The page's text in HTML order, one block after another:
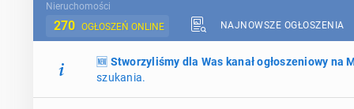
Nieruchomości
270 OGŁOSZEŃ ONLINE NAJNOWSZE OGŁOSZENIA
🆕 Stworzyliśmy dla Was kanał ogłoszeniowy na
szukania.